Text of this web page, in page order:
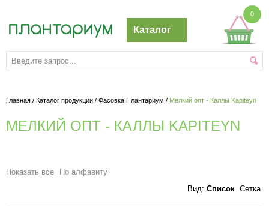
Каталог
0
Главная / Каталог продукции / Фасовка Плантариум / Мелкий опт - Каллы Kapiteyn
МЕЛКИЙ ОПТ - КАЛЛЫ KAPITEYN
Показать все
По алфавиту
Вид: Список Сетка